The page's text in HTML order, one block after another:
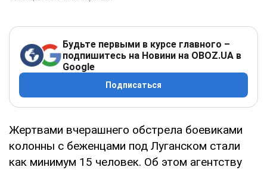
Будьте первыми в курсе главного –
подпишитесь на Новини на OBOZ.UA в
Google
Подписаться
Жертвами вчерашнего обстрела боевиками
колонны с беженцами под Луганском стали
как минимум 15 человек. Об этом агентству